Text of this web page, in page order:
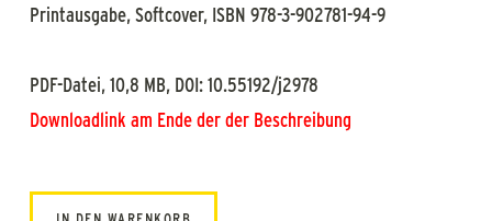
Printausgabe, Softcover, ISBN 978-3-902781-94-9
PDF-Datei, 10,8 MB, DOI: 10.55192/j2978
Downloadlink am Ende der der Beschreibung